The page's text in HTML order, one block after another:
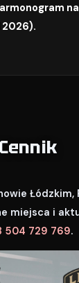
2026).
Cennik
Łódzkim,
miejsca i
504 729 769.